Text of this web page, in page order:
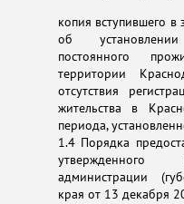
копия вступившего
об
постоянного
территории
отсутствия
жительства в
периода,
1.4 Порядка
утвержденного
администрации
края от 13 декабря